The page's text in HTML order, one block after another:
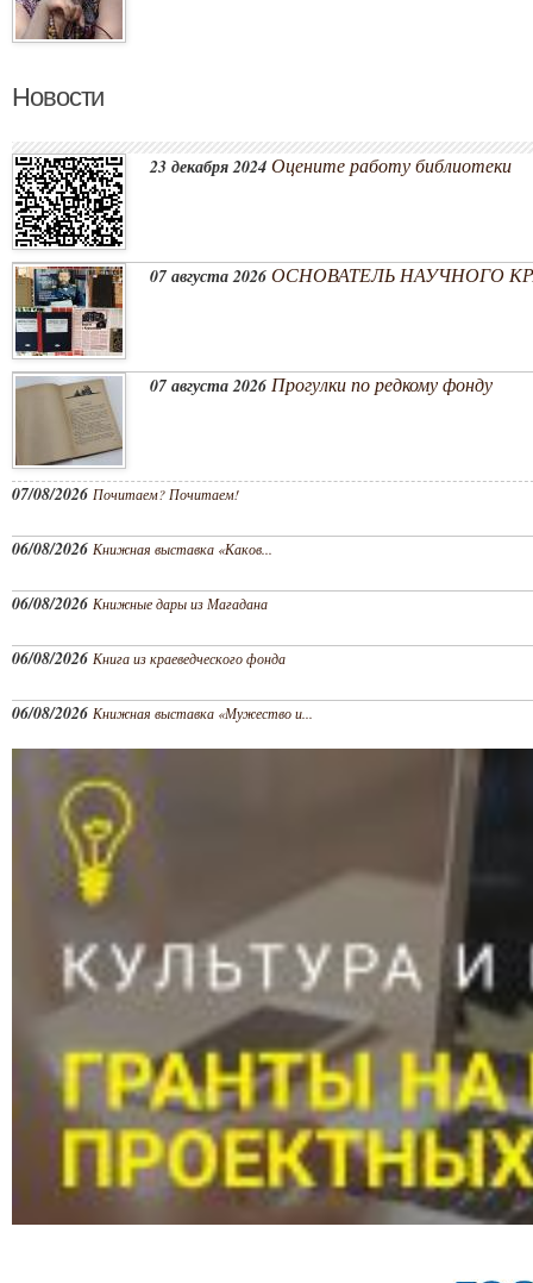
Новости
23 декабря 2024 Оцените работу библиотеки
07 августа 2026 ОСНОВАТЕЛЬ НАУЧНОГО
07 августа 2026 Прогулки по редкому фонду
07/08/2026 Почитаем? Почитаем!
06/08/2026 Книжная выставка «Каков...
06/08/2026 Книжные дары из Магадана
06/08/2026 Книга из краеведческого фонда
06/08/2026 Книжная выставка «Мужество и...